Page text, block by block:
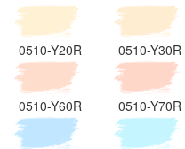
0510-Y20R 0510-Y30R
0510-Y60R 0510-Y70R